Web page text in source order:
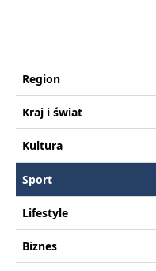
Region
Kraj i świat
Kultura
Sport
Lifestyle
Biznes